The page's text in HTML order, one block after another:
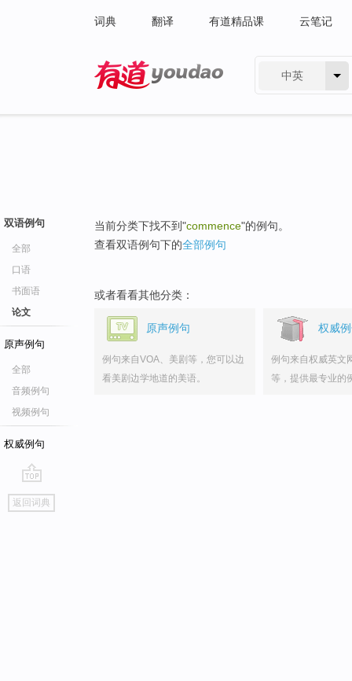
词典 翻译 有道精品课 云笔记
中英
双语例句
全部
口语
书面语
论文
原声例句
全部
音频例句
视频例句
权威例句
go
top
返回词典
当前分类下找不到"commence"的例句。
查看双语例句下的全部例句
或者看看其他分类：
原声例句
例句来自VOA、美剧等，您可以边
看美剧边学地道的美语。
权威
例句来自权威英文
等，提供最专业的